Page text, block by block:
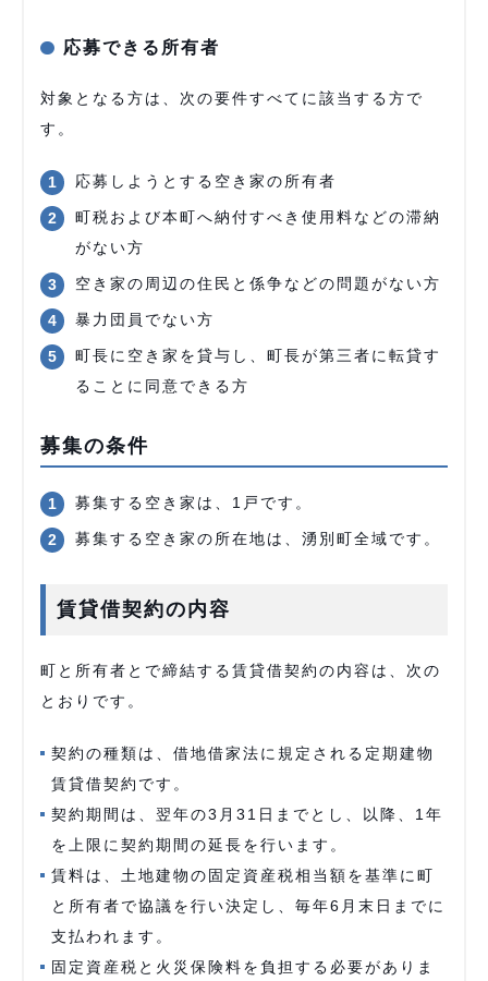
応募できる所有者
対象となる方は、次の要件すべてに該当する方で
す。
応募しようとする空き家の所有者
町税および本町へ納付すべき使用料などの滞納
がない方
空き家の周辺の住民と係争などの問題がない方
暴力団員でない方
町長に空き家を貸与し、町長が第三者に転貸す
ることに同意できる方
募集の条件
募集する空き家は、1戸です。
募集する空き家の所在地は、湧別町全域です。
賃貸借契約の内容
町と所有者とで締結する賃貸借契約の内容は、次の
とおりです。
契約の種類は、借地借家法に規定される定期建物
賃貸借契約です。
契約期間は、翌年の3月31日までとし、以降、1年
を上限に契約期間の延長を行います。
賃料は、土地建物の固定資産税相当額を基準に町
と所有者で協議を行い決定し、毎年6月末日までに
支払われます。
固定資産税と火災保険料を負担する必要がありま